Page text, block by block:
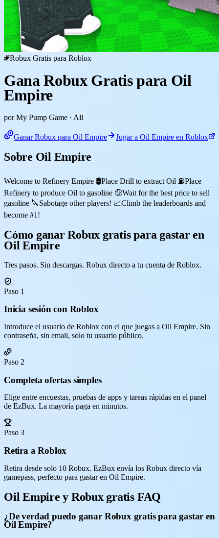
Robux Gratis para Roblox
Gana Robux Gratis para Oil
Empire
por My Pump Game · All
Ganar Robux para Oil Empire Jugar a Oil Empire en Roblox
Sobre Oil Empire
Welcome to Refinery Empire 🛢️Place Drill to extract Oil ⛽Place
Refinery to produce Oil to gasoline 🤑Wait for the best price to sell
gasoline 🔪Sabotage other players! 📈Climb the leaderboards and
become #1!
Cómo ganar Robux gratis para gastar en
Oil Empire
Tres pasos. Sin descargas. Robux directo a tu cuenta de Roblox.
Paso 1
Inicia sesión con Roblox
Introduce el usuario de Roblox con el que juegas a Oil Empire. Sin
contraseña, sin email, solo tu usuario público.
Paso 2
Completa ofertas simples
Elige entre encuestas, pruebas de apps y tareas rápidas en el panel
de EzBux. La mayoría paga en minutos.
Paso 3
Retira a Roblox
Retira desde solo 10 Robux. EzBux envía los Robux directo vía
gamepass, perfecto para gastar en Oil Empire.
Oil Empire y Robux gratis FAQ
¿De verdad puedo ganar Robux gratis para gastar en
Oil Empire?